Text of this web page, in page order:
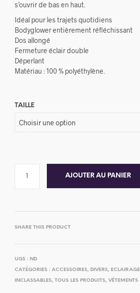
s’ouvrir de bas en haut.
Idéal pour les trajets quotidiens
Bodyglower entièrement réfléchissant
Dos allongé
Fermeture éclair double
Déperlant
Matériau : 100 % polyéthylène.
TAILLE
AJOUTER AU PANIER
SHARE THIS PRODUCT
UGS : ND
CATÉGORIES : ACCESSOIRES, DIVERS,
INCLASSABLES, TOUS LES PRODUITS,